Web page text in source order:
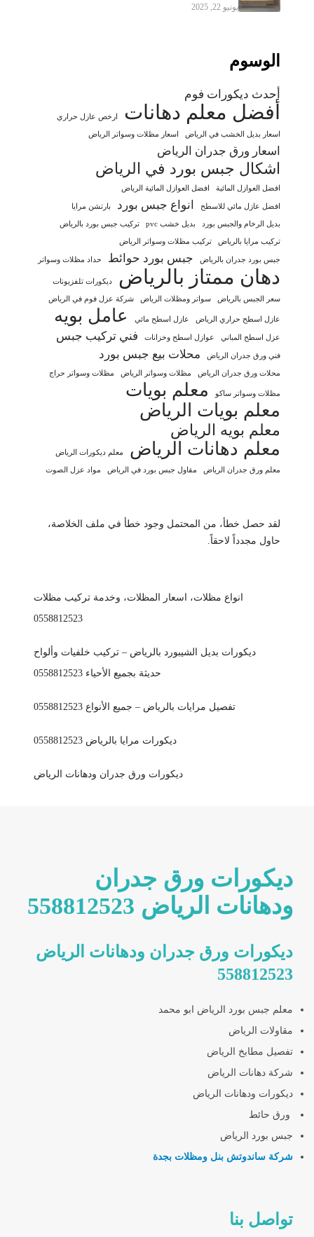
يونيو 22, 2025
الوسوم
أحدث ديكورات فوم
أفضل معلم دهانات ارخص عازل حراري
اسعار بديل الخشب في الرياض اسعار مظلات وسواتر الرياض
اسعار ورق جدران الرياض
اشكال جبس بورد في الرياض
افضل العوازل المائية افضل العوازل المائية الرياض
افضل عازل مائي للاسطح انواع جبس بورد بارتشن مرايا
بديل الرخام والجبس بورد بديل خشب pvc تركيب جبس بورد بالرياض
تركيب مرايا بالرياض تركيب مظلات وسواتر الرياض
جبس بورد جدران بالرياض جبس بورد حوائط حداد مظلات وسواتر
دهان ممتاز بالرياض ديكورات تلفزيونات
سعر الجبس بالرياض سواتر ومظلات الرياض شركة عزل فوم في الرياض
عازل اسطح حراري الرياض عازل اسطح مائي عامل بويه
عزل اسطح المباني عوازل اسطح وخزانات فني تركيب جبس
فني ورق جدران الرياض محلات بيع جبس بورد
محلات ورق جدران الرياض مظلات وسواتر الرياض مظلات وسواتر حراج
مظلات وسواتر ساكو
معلم بويات
معلم بويات الرياض
معلم بويه الرياض
معلم دهانات الرياض معلم ديكورات الرياض
معلم ورق جدران الرياض مقاول جبس بورد في الرياض مواد عزل الصوت
لقد حصل خطأ، من المحتمل وجود خطأ في ملف الخلاصة،
حاول مجدداً لاحقاً.
انواع مظلات، اسعار المظلات، وخدمة تركيب مظلات
0558812523
ديكورات بديل الشيبورد بالرياض – تركيب خلفيات وألواح
حديثة بجميع الأحياء 0558812523
تفصيل مرايات بالرياض – جميع الأنواع 0558812523
ديكورات مرايا بالرياض 0558812523
ديكورات ورق جدران ودهانات الرياض
ديكورات ورق جدران
ودهانات الرياض 558812523
ديكورات ورق جدران ودهانات الرياض
558812523
معلم جبس بورد الرياض ابو محمد
مقاولات الرياض
تفصيل مطابخ الرياض
شركة دهانات الرياض
ديكورات ودهانات الرياض
ورق حائط
جبس بورد الرياض
شركة ساندوتش بنل ومظلات بجدة
تواصل بنا